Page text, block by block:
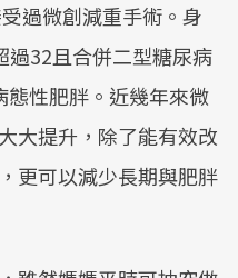
過微創減重手術。身
過32且合併二型糖尿病
性肥胖。近幾年來微
大提升，除了能有效改
更可以減少長期與肥胖